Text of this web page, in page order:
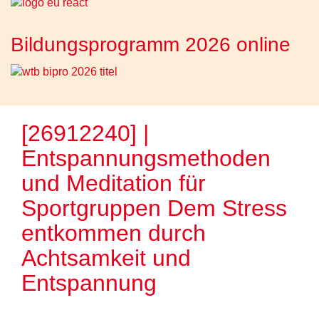
Bildungsprogramm 2026 online
[26912240] |
Entspannungsmethoden
und Meditation für
Sportgruppen Dem Stress
entkommen durch
Achtsamkeit und
Entspannung